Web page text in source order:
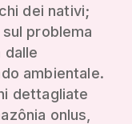
dei nativi;
problema
dalle
ambientale.
dettagliate
onlus,